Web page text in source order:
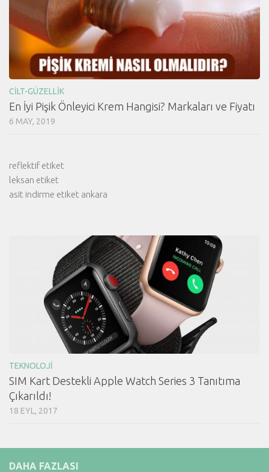
CILT-GÜZELLIK
En İyi Pişik Önleyici Krem Hangisi? Markaları ve Fiyatı
6 MAY, 2019
reflektif etiket
leksan etiket
asit indirme etiket ankara
TEKNOLOJI
SIM Kart Destekli Apple Watch Series 3 Tanıtıma
Çıkarıldı!
18 EYL, 2017
DAHA FAZLASI